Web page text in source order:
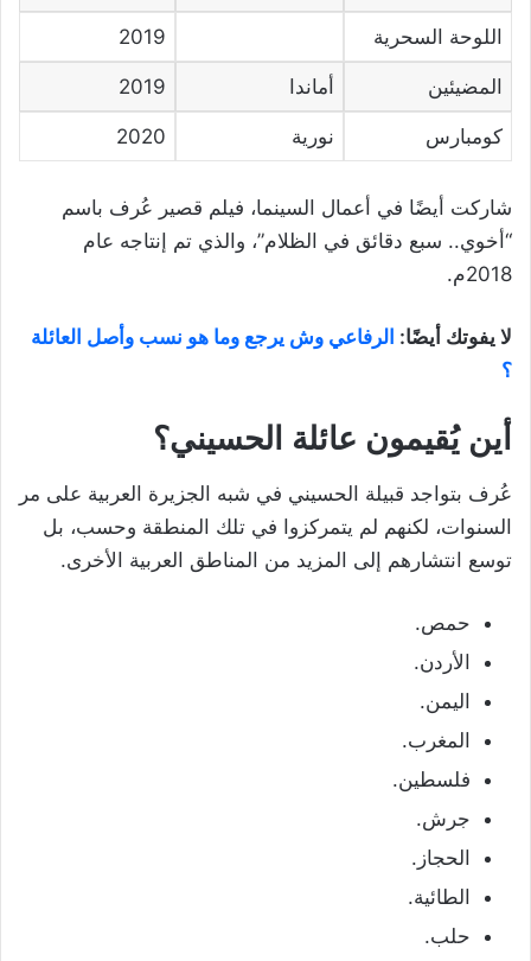
اللوحة السحرية 2019
المضيئين أماندا 2019
كومبارس نورية 2020
شاركت أيضًا في أعمال السينما، فيلم قصير عُرف باسم
“أخوي.. سبع دقائق في الظلام”، والذي تم إنتاجه عام
2018م.
لا يفوتك أيضًا: الرفاعي وش يرجع وما هو نسب وأصل العائلة
؟
أين يُقيمون عائلة الحسيني؟
عُرف بتواجد قبيلة الحسيني في شبه الجزيرة العربية على مر
السنوات، لكنهم لم يتمركزوا في تلك المنطقة وحسب، بل
توسع انتشارهم إلى المزيد من المناطق العربية الأخرى.
حمص.
الأردن.
اليمن.
المغرب.
فلسطين.
جرش.
الحجاز.
الطائية.
حلب.